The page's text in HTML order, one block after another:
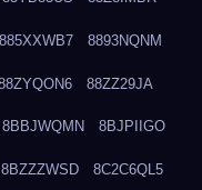
885XXWB7 8893NQNM
88ZZ29JA
8BBJWQMN 8BJPIIGO
8BZZZWSD 8C2C6QL5